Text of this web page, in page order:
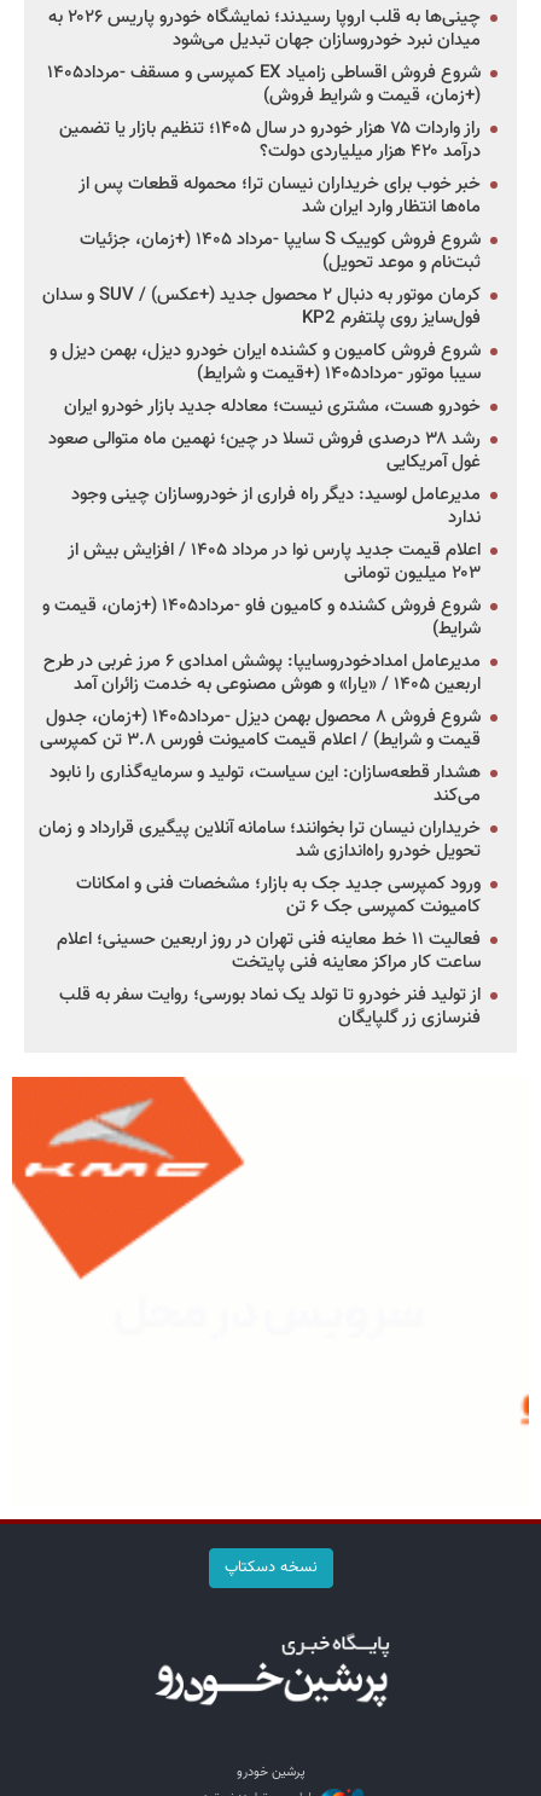
چینی‌ها به قلب اروپا رسیدند؛ نمایشگاه خودرو پاریس ۲۰۲۶ به
میدان نبرد خودروسازان جهان تبدیل می‌شود
شروع فروش اقساطی زامیاد EX کمپرسی و مسقف -مرداد۱۴۰۵
(+زمان، قیمت و شرایط فروش)
راز واردات ۷۵ هزار خودرو در سال ۱۴۰۵؛ تنظیم بازار یا تضمین
درآمد ۴۲۰ هزار میلیاردی دولت؟
خبر خوب برای خریداران نیسان ترا؛ محموله قطعات پس از
ماه‌ها انتظار وارد ایران شد
شروع فروش کوییک S سایپا -مرداد ۱۴۰۵ (+زمان، جزئیات
ثبت‌نام و موعد تحویل)
کرمان موتور به دنبال ۲ محصول جدید (+عکس) / SUV و سدان
فول‌سایز روی پلتفرم KP2
شروع فروش کامیون و کشنده ایران خودرو دیزل، بهمن دیزل و
سیبا موتور -مرداد۱۴۰۵ (+قیمت و شرایط)
خودرو هست، مشتری نیست؛ معادله جدید بازار خودرو ایران
رشد ۳۸ درصدی فروش تسلا در چین؛ نهمین ماه متوالی صعود
غول آمریکایی
مدیرعامل لوسید: دیگر راه فراری از خودروسازان چینی وجود
ندارد
اعلام قیمت جدید پارس نوا در مرداد ۱۴۰۵ / افزایش بیش از
۲۰۳ میلیون تومانی
شروع فروش کشنده و کامیون فاو -مرداد۱۴۰۵ (+زمان، قیمت و
شرایط)
مدیرعامل امدادخودروسایپا: پوشش امدادی ۶ مرز غربی در طرح
اربعین ۱۴۰۵ / «یارا» و هوش مصنوعی به خدمت زائران آمد
شروع فروش ۸ محصول بهمن دیزل -مرداد۱۴۰۵ (+زمان، جدول
قیمت و شرایط) / اعلام قیمت کامیونت فورس ۳.۸ تن کمپرسی
هشدار قطعه‌سازان: این سیاست، تولید و سرمایه‌گذاری را نابود
می‌کند
خریداران نیسان ترا بخوانند؛ سامانه آنلاین پیگیری قرارداد و زمان
تحویل خودرو راه‌اندازی شد
ورود کمپرسی جدید جک به بازار؛ مشخصات فنی و امکانات
کامیونت کمپرسی جک ۶ تن
فعالیت ۱۱ خط معاینه فنی تهران در روز اربعین حسینی؛ اعلام
ساعت کار مراکز معاینه فنی پایتخت
از تولید فنر خودرو تا تولد یک نماد بورسی؛ روایت سفر به قلب
فنرسازی زر گلپایگان
نسخه دسکتاپ
پرشین خودرو